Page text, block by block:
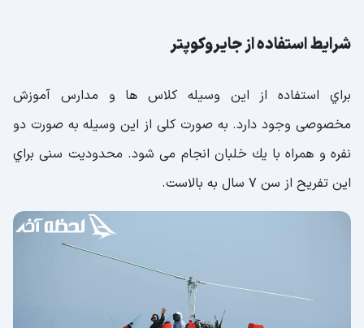
شرايط استفاده از جايروكوپتر
براي استفاده از اين وسيله كلاس ها و مدارس آموزش
مخصوصی وجود دارد. به صورت كلی از اين وسيله به صورت دو
نفره و همراه با يك خلبان انجام می شود. محدوديت سنی براي
اين تفريح از سن 7 سال به بالاست.